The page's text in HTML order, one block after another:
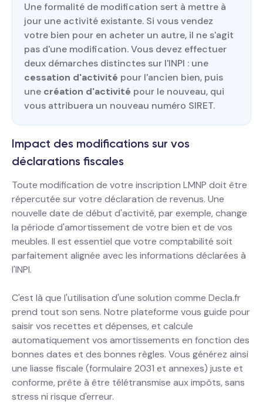
Une formalité de modification sert à mettre à
jour une activité existante. Si vous vendez
votre bien pour en acheter un autre, il ne s'agit
pas d'une modification. Vous devez effectuer
deux démarches distinctes sur l'INPI : une
cessation d'activité pour l'ancien bien, puis
une création d'activité pour le nouveau, qui
vous attribuera un nouveau numéro SIRET.
Impact des modifications sur vos
déclarations fiscales
Toute modification de votre inscription LMNP doit être
répercutée sur votre déclaration de revenus. Une
nouvelle date de début d'activité, par exemple, change
la période d'amortissement de votre bien et de vos
meubles. Il est essentiel que votre comptabilité soit
parfaitement alignée avec les informations déclarées à
l'INPI.
C'est là que l'utilisation d'une solution comme Decla.fr
prend tout son sens. Notre plateforme vous guide pour
saisir vos recettes et dépenses, et calcule
automatiquement vos amortissements en fonction des
bonnes dates et des bonnes règles. Vous générez ainsi
une liasse fiscale (formulaire 2031 et annexes) juste et
conforme, prête à être télétransmise aux impôts, sans
stress ni risque d'erreur.